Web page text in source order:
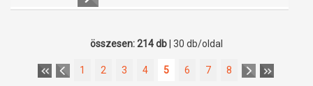
összesen: 214 db | 30 db/oldal
1 2 3 4 5 6 7 8